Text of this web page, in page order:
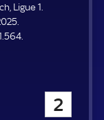
Ligue 1.
2